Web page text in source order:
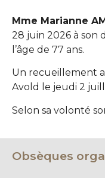
Mme Marianne
28 juin 2026 à son
l’âge de 77 ans.
Un recueillement
Avold le jeudi 2
Selon sa volonté
Obsèques